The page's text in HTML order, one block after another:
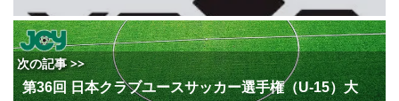
次の記事 >>
第36回 日本クラブユースサッカー選手権（U-15）大